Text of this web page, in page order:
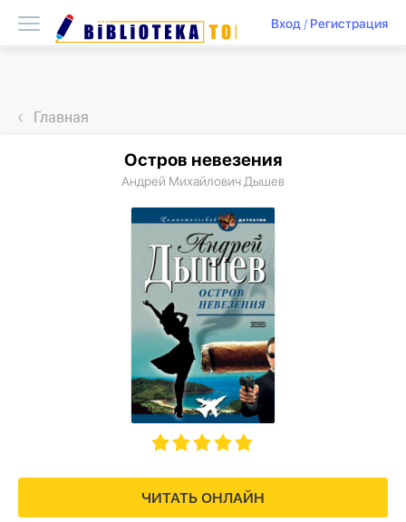
Вход/ Регистрация
Главная
ЧИТАТЬ ОНЛАЙН
Остров невезения
Андрей Михайлович Дышев